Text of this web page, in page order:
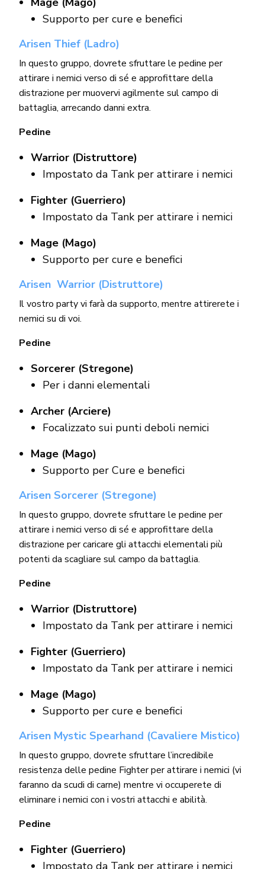
Supporto per cure e benefici
Arisen Thief (Ladro)
In questo gruppo, dovrete sfruttare le pedine per
attirare i nemici verso di sé e approfittare della
distrazione per muovervi agilmente sul campo di
battaglia, arrecando danni extra.
Pedine
Warrior (Distruttore)
Impostato da Tank per attirare i nemici
Fighter (Guerriero)
Impostato da Tank per attirare i nemici
Mage (Mago)
Supporto per cure e benefici
Arisen Warrior (Distruttore)
Il vostro party vi farà da supporto, mentre attirerete i
nemici su di voi.
Pedine
Sorcerer (Stregone)
Per i danni elementali
Archer (Arciere)
Focalizzato sui punti deboli nemici
Mage (Mago)
Supporto per Cure e benefici
Arisen Sorcerer (Stregone)
In questo gruppo, dovrete sfruttare le pedine per
attirare i nemici verso di sé e approfittare della
distrazione per caricare gli attacchi elementali più
potenti da scagliare sul campo da battaglia.
Pedine
Warrior (Distruttore)
Impostato da Tank per attirare i nemici
Fighter (Guerriero)
Impostato da Tank per attirare i nemici
Mage (Mago)
Supporto per cure e benefici
Arisen Mystic Spearhand (Cavaliere Mistico)
In questo gruppo, dovrete sfruttare l’incredibile
resistenza delle pedine Fighter per attirare i nemici (vi
faranno da scudi di carne) mentre vi occuperete di
eliminare i nemici con i vostri attacchi e abilità.
Pedine
Fighter (Guerriero)
Impostato da Tank per attirare i nemici